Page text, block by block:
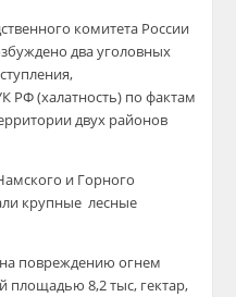
комитета России
два уголовных
РФ (халатность) по фактам
двух районов
и Горного
крупные лесные
повреждению огнем
площадью 8,2 тыс, гектар,